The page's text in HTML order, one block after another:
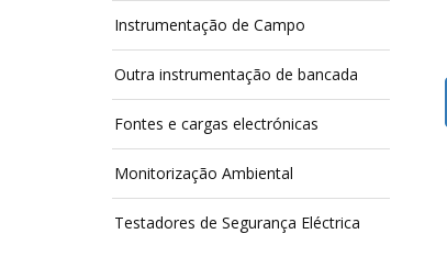
Instrumentação de Campo
Outra instrumentação de bancada
Fontes e cargas electrónicas
Monitorização Ambiental
Testadores de Segurança Eléctrica